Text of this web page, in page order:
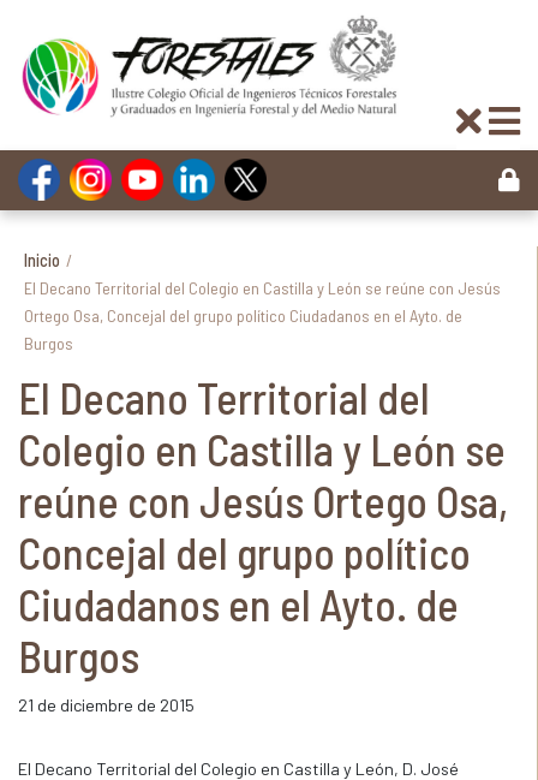
Inicio /
El Decano Territorial del Colegio en Castilla y León se reúne con Jesús
Ortego Osa, Concejal del grupo político Ciudadanos en el Ayto. de
Burgos
El Decano Territorial del
Colegio en Castilla y León se
reúne con Jesús Ortego Osa,
Concejal del grupo político
Ciudadanos en el Ayto. de
Burgos
21 de diciembre de 2015
El Decano Territorial del Colegio en Castilla y León, D. José